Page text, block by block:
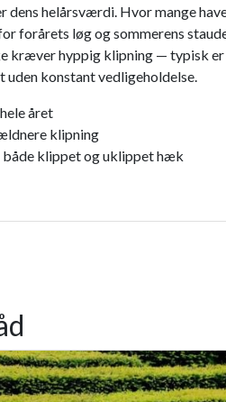
dens helårsværdi. Hvor mange
forårets løg og sommerens
kræver hyppig klipning — typisk
konstant vedligeholdelse.
året
klipning
klippet og uklippet hæk